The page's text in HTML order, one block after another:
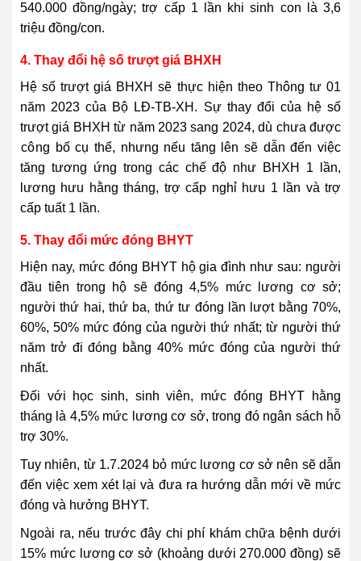
540.000 đồng/ngày; trợ cấp 1 lần khi sinh con là 3,6
triệu đồng/con.
4. Thay đổi hệ số trượt giá BHXH
Hệ số trượt giá BHXH sẽ thực hiện theo Thông tư 01
năm 2023 của Bộ LĐ-TB-XH. Sự thay đổi của hệ số
trượt giá BHXH từ năm 2023 sang 2024, dù chưa được
công bố cụ thể, nhưng nếu tăng lên sẽ dẫn đến việc
tăng tương ứng trong các chế độ như BHXH 1 lần,
lương hưu hằng tháng, trợ cấp nghỉ hưu 1 lần và trợ
cấp tuất 1 lần.
5. Thay đổi mức đóng BHYT
Hiện nay, mức đóng BHYT hộ gia đình như sau: người
đầu tiên trong hộ sẽ đóng 4,5% mức lương cơ sở;
người thứ hai, thứ ba, thứ tư đóng lần lượt bằng 70%,
60%, 50% mức đóng của người thứ nhất; từ người thứ
năm trở đi đóng bằng 40% mức đóng của người thứ
nhất.
Đối với học sinh, sinh viên, mức đóng BHYT hằng
tháng là 4,5% mức lương cơ sở, trong đó ngân sách hỗ
trợ 30%.
Tuy nhiên, từ 1.7.2024 bỏ mức lương cơ sở nên sẽ dẫn
đến việc xem xét lại và đưa ra hướng dẫn mới về mức
đóng và hưởng BHYT.
Ngoài ra, nếu trước đây chi phí khám chữa bệnh dưới
15% mức lương cơ sở (khoảng dưới 270.000 đồng) sẽ